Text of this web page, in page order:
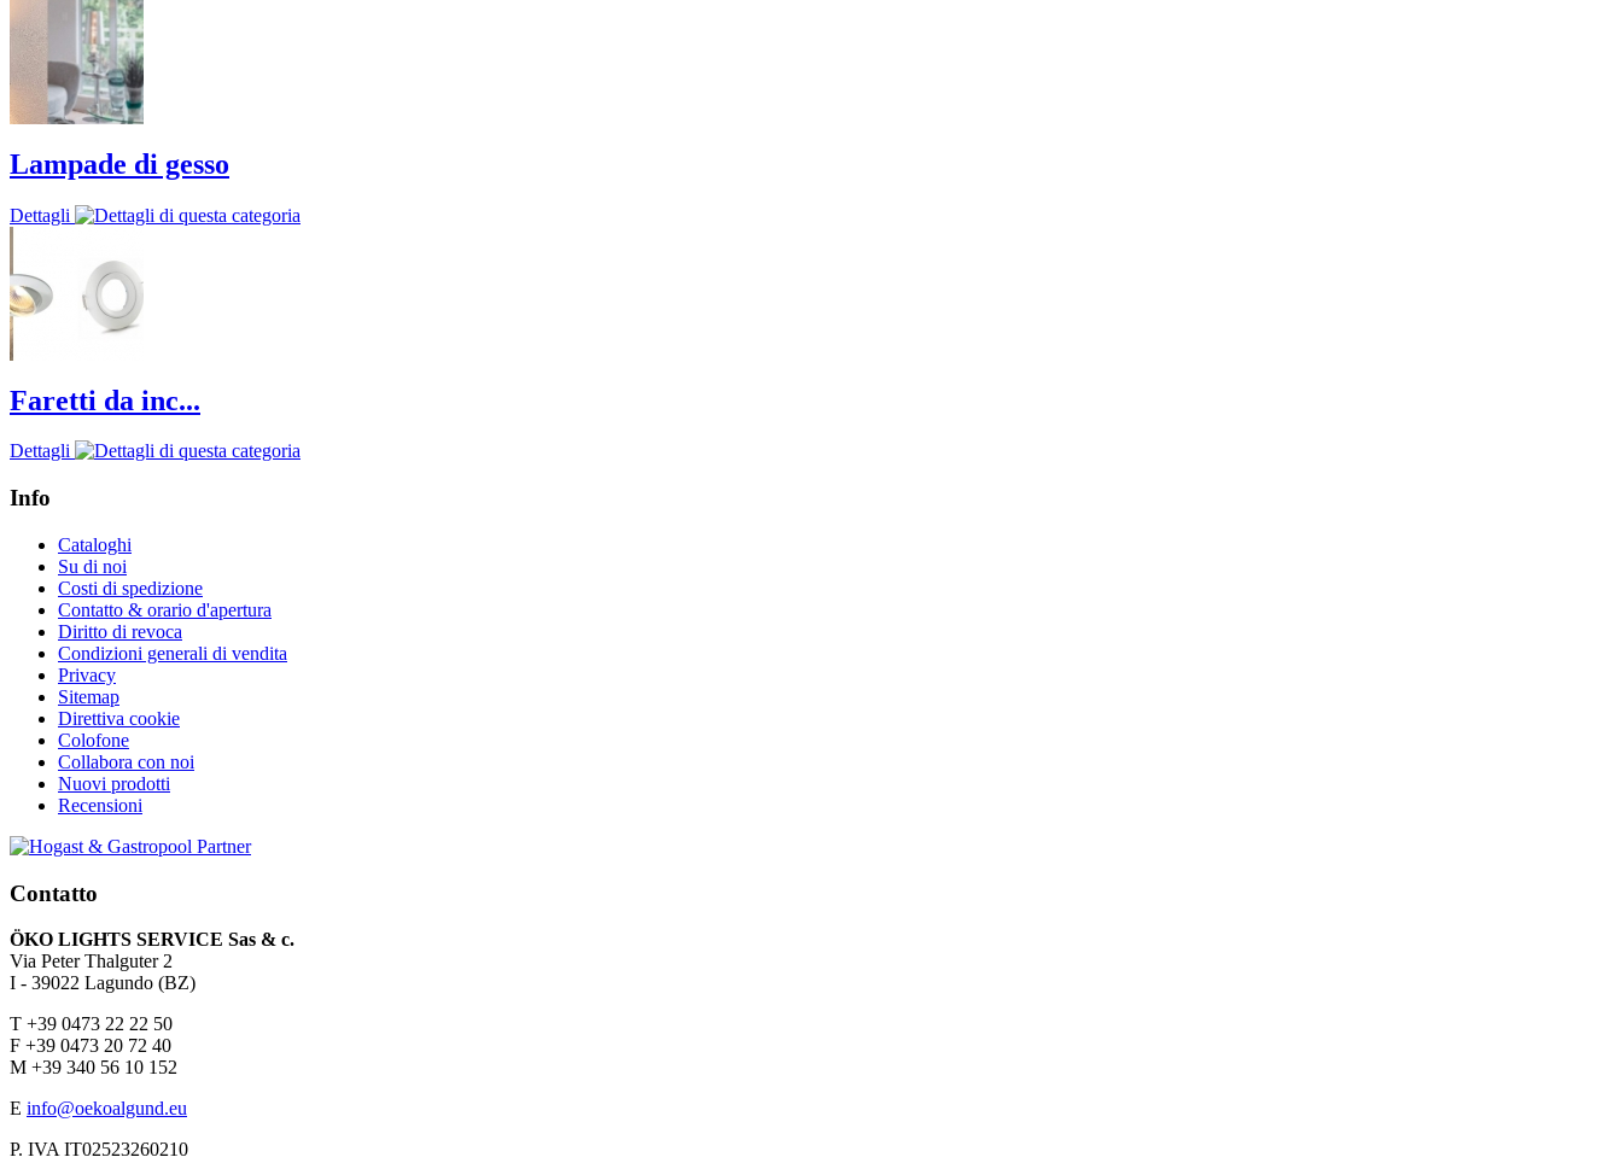
Lampade di gesso
Dettagli
Faretti da inc...
Dettagli
Info
Cataloghi
Su di noi
Costi di spedizione
Contatto & orario d'apertura
Diritto di revoca
Condizioni generali di vendita
Privacy
Sitemap
Direttiva cookie
Colofone
Collabora con noi
Nuovi prodotti
Recensioni
Contatto
ÖKO LIGHTS SERVICE Sas & c.
Via Peter Thalguter 2
I - 39022 Lagundo (BZ)
T +39 0473 22 22 50
F +39 0473 20 72 40
M +39 340 56 10 152
E info@oekoalgund.eu
P. IVA IT02523260210